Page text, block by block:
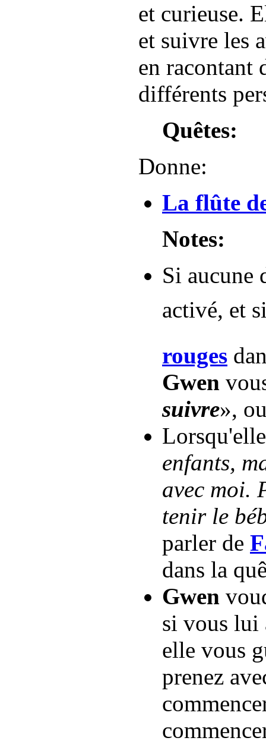
et curieuse.
et suivre les
en racontant
différents
Quêtes:
Donne:
La flûte
Notes:
Si aucune
activé, et
rouges
Gwen
suivre»,
enfants,
avec moi.
tenir le
parler de
dans la
Gwen
si vous lui
elle vous
prenez